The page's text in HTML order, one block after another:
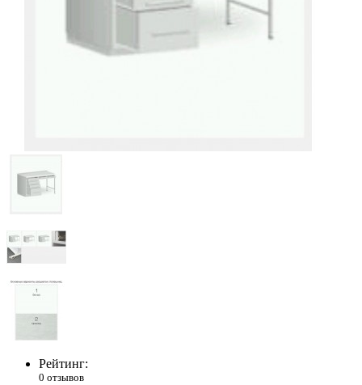
Рейтинг:
0 отзывов